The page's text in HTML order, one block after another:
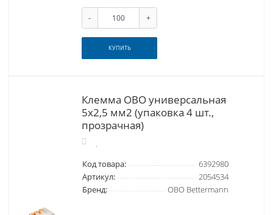
- +
КУПИТЬ
Клемма OBO универсальная
5x2,5 мм2 (упаковка 4 шт.,
прозрачная)
Код товара:
6392980
Артикул:
2054534
Бренд:
OBO Bettermann